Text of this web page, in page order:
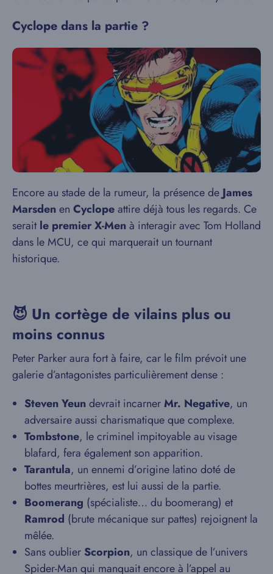
Cyclope dans la partie ?
Encore au stade de la rumeur, la présence de James
Marsdenen Cyclopeattire déjà tous les regards. Ce
seraitle premier X-Menà interagir avec Tom Holland
dans le MCU, ce qui marquerait un tournant
historique.
😈 Un cortège de vilains plus ou
moins connus
Peter Parker aura fort à faire, car le film prévoit une
galerie d’antagonistes particulièrement dense :
Steven Yeundevrait incarnerMr. Negative, un
adversaire aussi charismatique que complexe.
Tombstone, le criminel impitoyable au visage
blafard, fera également son apparition.
Tarantula, un ennemi d’origine latino doté de
bottes meurtrières, est lui aussi de la partie.
Boomerang (spécialiste… du boomerang) et
Ramrod (brute mécanique sur pattes) rejoignent la
mêlée.
Sans oublier Scorpion, un classique de l’univers
Spider-Man qui manquait encore à l’appel au